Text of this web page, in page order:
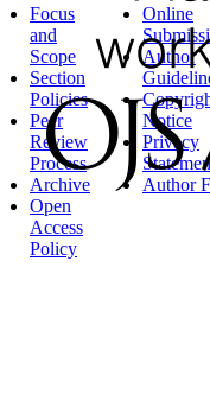
Focus
and
Scope
Section
Policies
Peer
Review
Process
Archive
Open
Access
Policy
Online
Author
Notice
Privacy
Author